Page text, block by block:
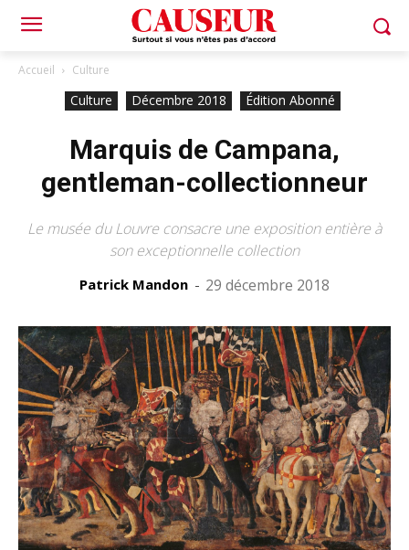
Accueil Culture
Culture Décembre 2018 Édition Abonné
Marquis de Campana,
gentleman-collectionneur
Le musée du Louvre consacre une exposition entière à
son exceptionnelle collection
Patrick Mandon - 29 décembre 2018